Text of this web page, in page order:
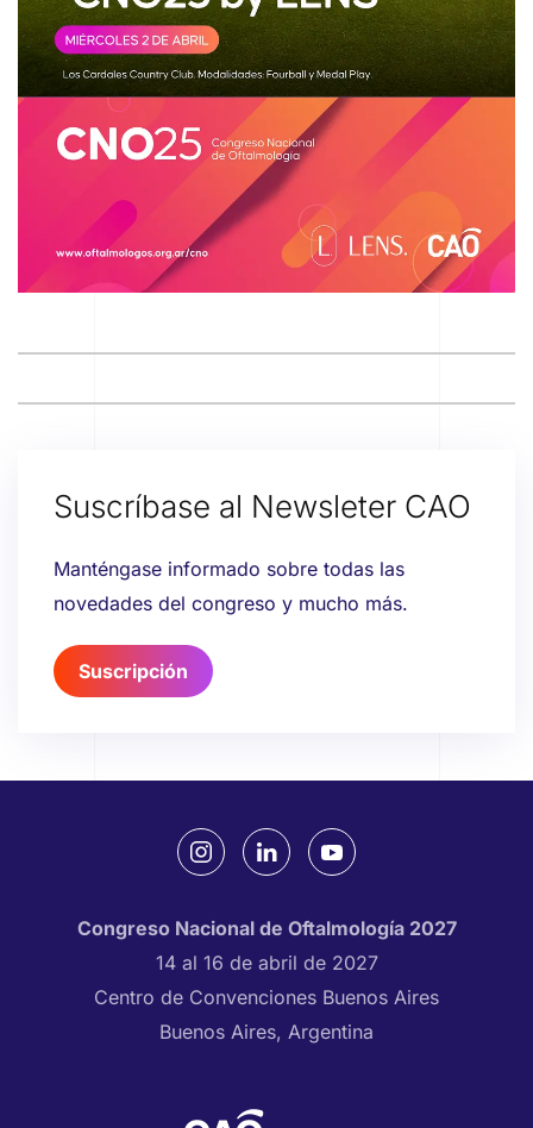
Suscríbase al Newsleter CAO
Manténgase informado sobre todas las
novedades del congreso y mucho más.
Suscripción
Congreso Nacional de Oftalmología 2027
14 al 16 de abril de 2027
Centro de Convenciones Buenos Aires
Buenos Aires, Argentina